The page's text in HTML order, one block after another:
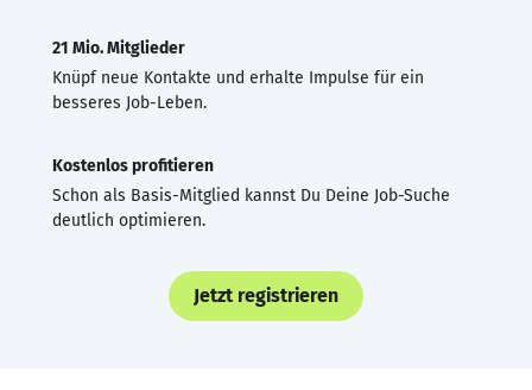
21 Mio. Mitglieder
Knüpf neue Kontakte und erhalte Impulse für ein
besseres Job-Leben.
Kostenlos profitieren
Schon als Basis-Mitglied kannst Du Deine Job-Suche
deutlich optimieren.
Jetzt registrieren